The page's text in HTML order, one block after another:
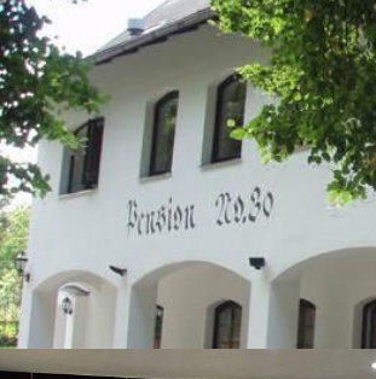
Penzion No.30 a Restaurace v
Chaloupkách
WWW STRÁNKY